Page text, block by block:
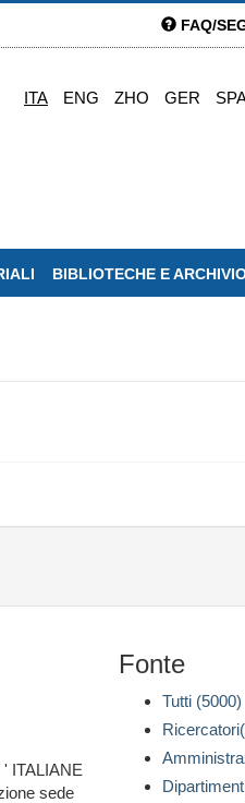
FAQ/
ITA ENG ZHO GER
BIBLIOTECHE E
ITALIANE
sede
Fonte
Tutti (5000)